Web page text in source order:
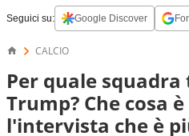
Seguici su: Google Discover
CALCIO
Per quale
Trump? Che cosa
l'intervista che è